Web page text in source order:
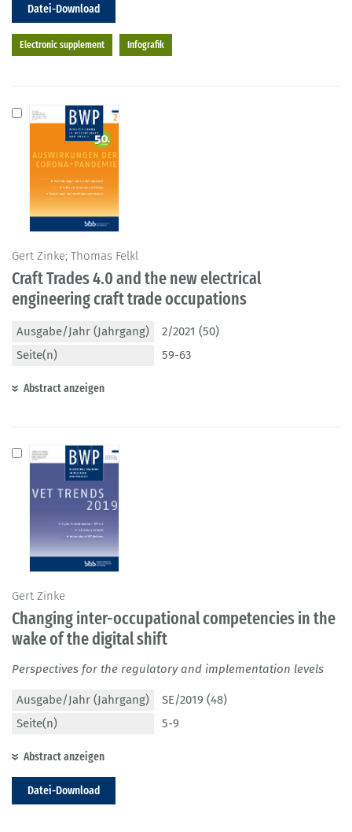
Datei-Download
Electronic supplement Infografik
Gert Zinke; Thomas Felkl
Craft Trades 4.0 and the new electrical
engineering craft trade occupations
Ausgabe/Jahr (Jahrgang)
2/2021 (50)
Seite(n)
59-63
Abstract anzeigen
Gert Zinke
Changing inter-occupational competencies in the
wake of the digital shift
Perspectives for the regulatory and implementation levels
Ausgabe/Jahr (Jahrgang)
SE/2019 (48)
Seite(n)
5-9
Abstract anzeigen
Datei-Download